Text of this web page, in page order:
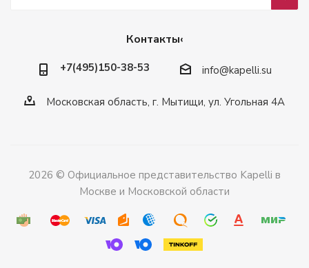
Контакты‹
+7(495)150-38-53 info@kapelli.su
Московская область, г. Мытищи, ул. Угольная 4А
2026 © Официальное представительство Kapelli в
Москве и Московской области